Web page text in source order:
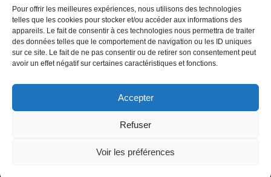
Pour offrir les meilleures expériences, nous utilisons des technologies
telles que les cookies pour stocker et/ou accéder aux informations des
appareils. Le fait de consentir à ces technologies nous permettra de traiter
des données telles que le comportement de navigation ou les ID uniques
sur ce site. Le fait de ne pas consentir ou de retirer son consentement peut
avoir un effet négatif sur certaines caractéristiques et fonctions.
Accepter
Refuser
Voir les préférences
lundi et jeudi de 9h à 11h30
mardi et vendredi de 16h à 18h30
@Vatteville-la-rue mentions légales